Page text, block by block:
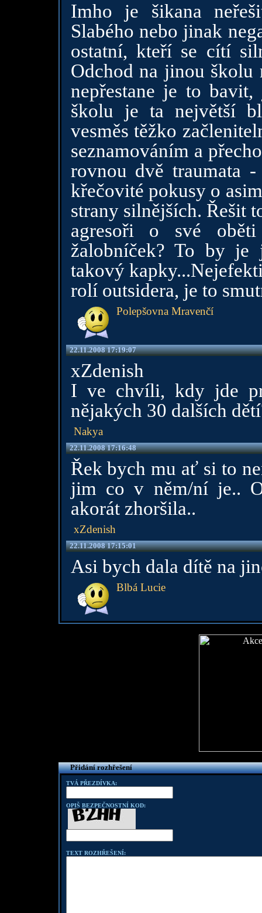
Imho je šikana
Slabého nebo jinak
ostatní, kteří se cítí
Odchod na jinou školu
nepřestane je to
školu je ta největší
vesměs těžko
seznamováním a
rovnou dvě traumata
křečovité pokusy o
strany silnějších. Řešit
agresoři o své
žalobníček? To by je
takový
rolí outsidera, je to
Polepšovna Mravenčí
22.11.2008 17:19:07
xZdenish
I ve chvíli, kdy jde
nějakých 30 dalších
Nakya
22.11.2008 17:16:48
Řek bych mu ať si to
jim co v něm/ní je..
akorát zhoršila..
xZdenish
22.11.2008 17:15:01
Asi bych dala dítě na
Blbá Lucie
Přidání rozhřešení
TVÁ PŘEZDÍVKA:
OPIŠ BEZPEČNOSTNÍ KOD:
TEXT ROZHŘEŠENÍ: